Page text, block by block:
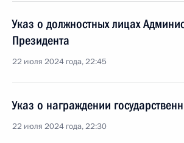
Указ о должностных лицах
Президента
22 июля 2024 года, 22:45
Указ о награждении
22 июля 2024 года, 22:30